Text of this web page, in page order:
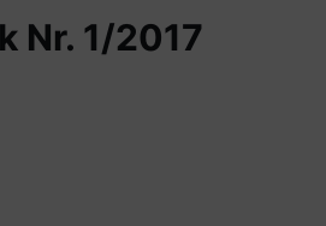
Nr. 1/2017